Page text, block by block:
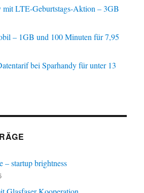
mit LTE-Geburtstags-Aktion – 3GB
– 1GB und 100 Minuten für 7,95
bei Sparhandy für unter 13
– startup brightness